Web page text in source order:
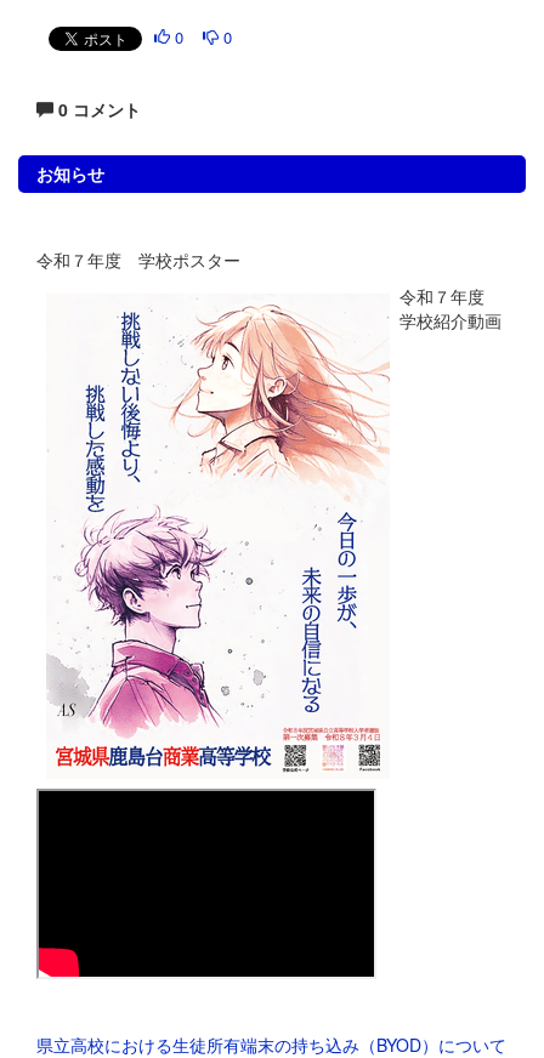
0 0
0 コメント
お知らせ
令和７年度 学校ポスター
令和７年度
学校紹介動画
県立高校における生徒所有端末の持ち込み（BYOD）について